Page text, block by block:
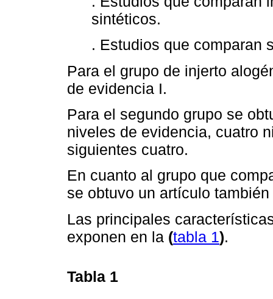
sintéticos.
. Estudios que comparan
Para el grupo de injerto
de evidencia I.
Para el segundo grupo se
niveles de evidencia, cuatro
siguientes cuatro.
En cuanto al grupo que
se obtuvo un artículo también
Las principales
exponen en la (tabla 1).
Tabla 1